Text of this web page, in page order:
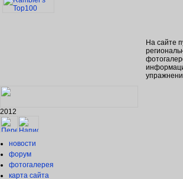
На сайте
2012
новости
форум
фотогалерея
карта сайта